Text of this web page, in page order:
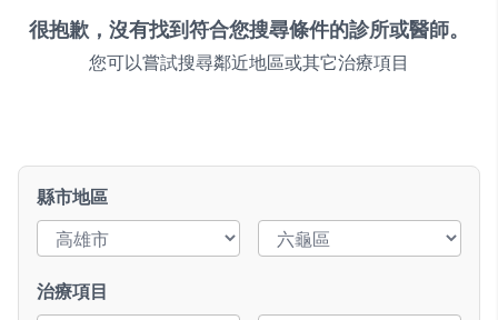
很抱歉，沒有找到符合您搜尋條件的診所或醫師。
您可以嘗試搜尋鄰近地區或其它治療項目
縣市地區
治療項目